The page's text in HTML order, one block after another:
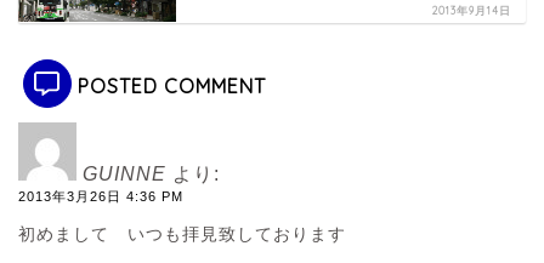
2013年9月14日
POSTED COMMENT
GUINNE より:
2013年3月26日 4:36 PM
初めまして いつも拝見致しております